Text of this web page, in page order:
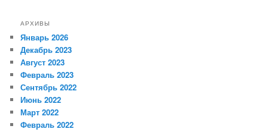
АРХИВЫ
Январь 2026
Декабрь 2023
Август 2023
Февраль 2023
Сентябрь 2022
Июнь 2022
Март 2022
Февраль 2022